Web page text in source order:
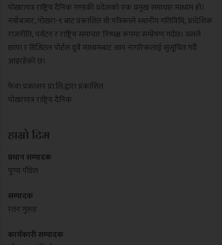
पोखरापत्र राष्ट्रिय दैनिक गण्डकी प्रदेशको एक प्रमुख समाचार माध्यम हो।
नयाँबजार, पोखरा-९ बाट प्रकाशित यो पत्रिकाले स्थानीय गतिविधि, प्रादेशिक
राजनीति, पर्यटन र राष्ट्रिय समाचार निष्पक्ष रूपमा सम्प्रेषण गर्दछ। यसले
छापा र डिजिटल पोर्टल दुवै माध्यमबाट आम नागरिकलाई सुसूचित गर्दै
आइरहेको छ।
फेवा प्रकाशन प्रा.लि.द्वारा प्रकाशित
पोखरापत्र राष्ट्रिय दैनिक
हाम्रो टिम
प्रधान सम्पादक
पुण्य पौडेल
सम्पादक
रतन गुरुङ
कार्यकारी सम्पादक